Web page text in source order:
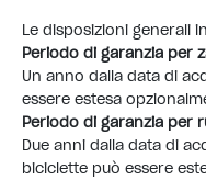
Le disposizioni generali
Periodo di garanzia per
Un anno dalla data di
essere estesa
Periodo di garanzia per
Due anni dalla data di
biciclette può essere